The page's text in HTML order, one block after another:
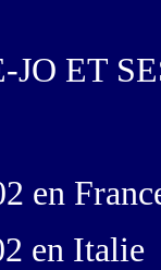
ET
en
en Italie